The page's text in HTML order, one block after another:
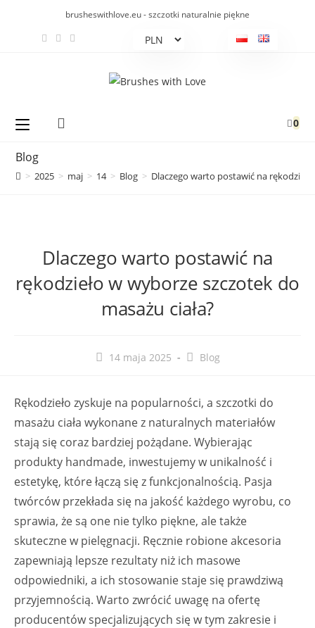
brusheswithlove.eu - szczotki naturalnie piękne
0
Blog
> 2025 > maj > 14 > Blog > Dlaczego warto postawić na
Dlaczego warto postawić na
rękodzieło w wyborze szczotek do
masażu ciała?
Post14 maja 2025
PostBlog
Rękodzieło zyskuje na popularności, a szczotki do
masażu ciała wykonane z naturalnych materiałów
stają się coraz bardziej pożądane. Wybierając
produkty handmade, inwestujemy w unikalność i
estetykę, które łączą się z funkcjonalnością. Pasja
twórców przekłada się na jakość każdego wyrobu, co
sprawia, że są one nie tylko piękne, ale także
skuteczne w pielęgnacji. Ręcznie robione akcesoria
zapewniają lepsze rezultaty niż ich masowe
odpowiedniki, a ich stosowanie staje się prawdziwą
przyjemnością. Warto zwrócić uwagę na ofertę
producentów specjalizujących się w tym zakresie i